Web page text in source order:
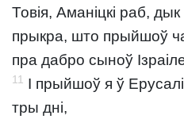
Товія, Аманіцкі раб,
прыкра, што прыйшоў
пра дабро сыноў
11 І прыйшоў я ў
тры дні,